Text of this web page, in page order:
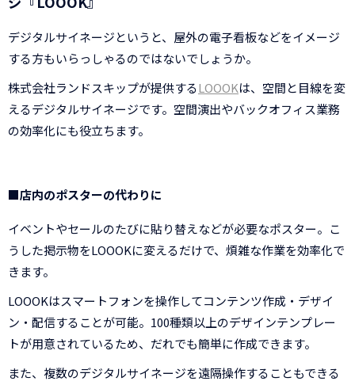
デジタルサイネージというと、屋外の電子看板などをイメージ
する方もいらっしゃるのではないでしょうか。
株式会社ランドスキップが提供するLOOOKは、空間と目線を変
えるデジタルサイネージです。空間演出やバックオフィス業務
の効率化にも役立ちます。
■店内のポスターの代わりに
イベントやセールのたびに貼り替えなどが必要なポスター。こ
うした掲示物をLOOOKに変えるだけで、煩雑な作業を効率化で
きます。
LOOOKはスマートフォンを操作してコンテンツ作成・デザイ
ン・配信することが可能。100種類以上のデザインテンプレー
トが用意されているため、だれでも簡単に作成できます。
また、複数のデジタルサイネージを遠隔操作することもできる